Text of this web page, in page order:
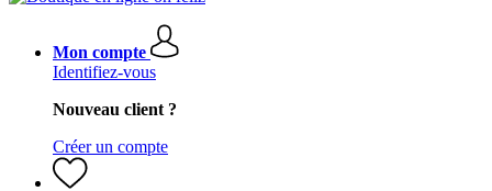
Mon compte
Identifiez-vous
Nouveau client ?
Créer un compte